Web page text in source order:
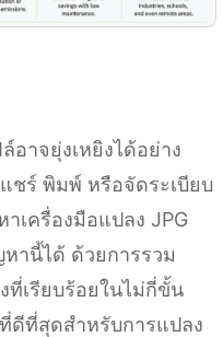
าจยุ่งเหยิงได้อย่าง
ชร์ พิมพ์ หรือจัดระเบียบ
เครื่องมือแปลง JPG
านี้ได้ ด้วยการรวม
เรียบร้อยในไม่กี่ขั้น
ดีที่สุดสำหรับการแปลง